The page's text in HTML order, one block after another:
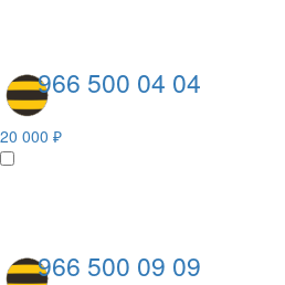
966 500 04 04
20 000 ₽
966 500 09 09